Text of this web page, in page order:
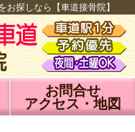
探しなら【車道接骨院】
お問合せ
アクセス・地図